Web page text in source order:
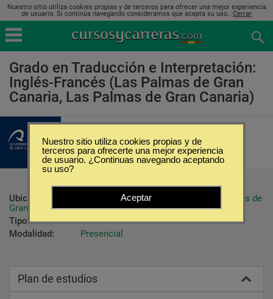
Nuestro sitio utiliza cookies propias y de terceros para ofrecer una mejor experiencia
de usuario. Si continúa navegando consideramos que acepta su uso.. Cerrar
Grado en Traducción e Interpretación:
Inglés-Francés (Las Palmas de Gran
Canaria, Las Palmas de Gran Canaria)
Universidad de Las Palmas de Gran
Canaria
Ubicación:
Las Palmas de Gran Canaria - Las Palmas de
Gran Canaria
Tipo:
Carreras Universitarias
Modalidad:
Presencial
Plan de estudios
Nuestro sitio utiliza cookies propias y de
terceros para ofrecerte una mejor experiencia
de usuario. ¿Continuas navegando aceptando
su uso?
Aceptar